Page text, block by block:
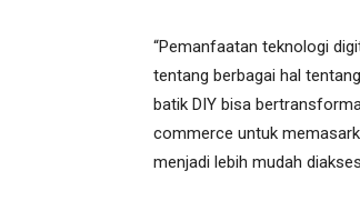
“Pemanfaatan teknologi
tentang berbagai hal
batik DIY bisa
commerce untuk
menjadi lebih mudah